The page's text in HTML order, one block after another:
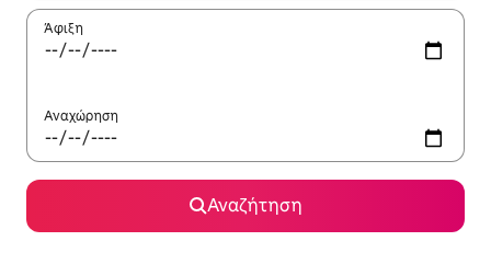
Άφιξη
Αναχώρηση
Αναζήτηση